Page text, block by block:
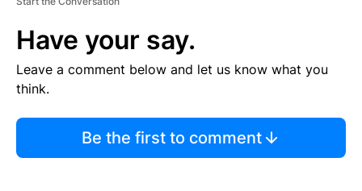
Have your say.
Leave a comment below and let us know what you
think.
Be the first to comment